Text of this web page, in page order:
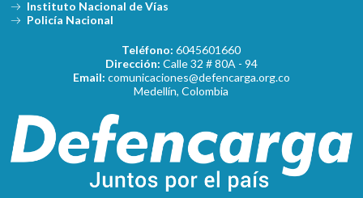
Instituto Nacional de Vías
Policía Nacional
Teléfono: 6045601660
Dirección: Calle 32 # 80A - 94
Email: comunicaciones@defencarga.org.co
Medellín, Colombia